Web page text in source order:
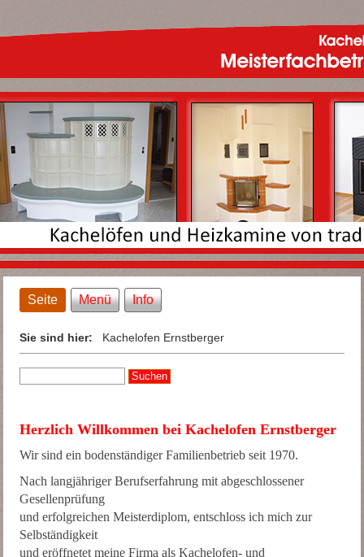
Seite Menü Info
Sie sind hier: Kachelofen Ernstberger
Herzlich Willkommen bei Kachelofen Ernstberger
Wir sind ein bodenständiger Familienbetrieb seit 1970.
Nach langjähriger Berufserfahrung mit abgeschlossener
Gesellenprüfung
und erfolgreichen Meisterdiplom, entschloss ich mich zur
Selbständigkeit
und eröffnetet meine Firma als Kachelofen- und